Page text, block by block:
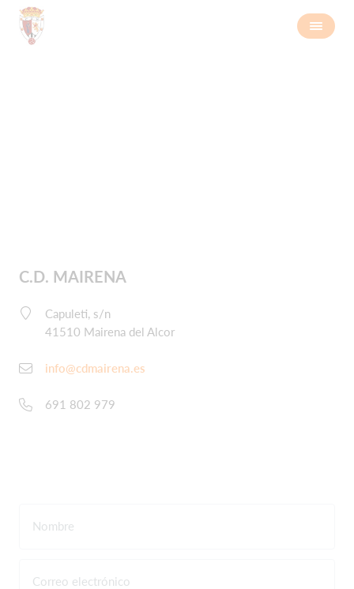
C.D. MAIRENA
Capuleti, s/n
41510 Mairena del Alcor
info@cdmairena.es
691 802 979
Nombre
Correo electrónico